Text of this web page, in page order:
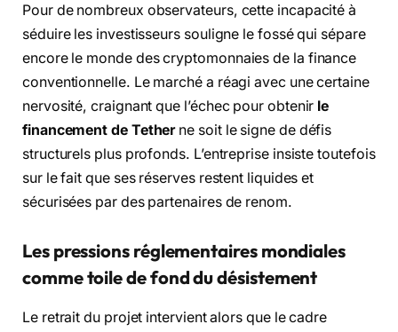
Pour de nombreux observateurs, cette incapacité à
séduire les investisseurs souligne le fossé qui sépare
encore le monde des cryptomonnaies de la finance
conventionnelle. Le marché a réagi avec une certaine
nervosité, craignant que l’échec pour obtenir le
financement de Tetherne soit le signe de défis
structurels plus profonds. L’entreprise insiste toutefois
sur le fait que ses réserves restent liquides et
sécurisées par des partenaires de renom.
Les pressions réglementaires mondiales
comme toile de fond du désistement
Le retrait du projet intervient alors que le cadre